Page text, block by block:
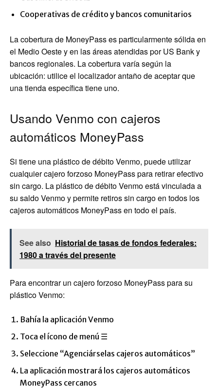
Cooperativas de crédito y bancos comunitarios
La cobertura de MoneyPass es particularmente sólida en
el Medio Oeste y en las áreas atendidas por US Bank y
bancos regionales. La cobertura varía según la
ubicación: utilice el localizador antaño de aceptar que
una tienda específica tiene uno.
Usando Venmo con cajeros
automáticos MoneyPass
Si tiene una plástico de débito Venmo, puede utilizar
cualquier cajero forzoso MoneyPass para retirar efectivo
sin cargo. La plástico de débito Venmo está vinculada a
su saldo Venmo y permite retiros sin cargo en todos los
cajeros automáticos MoneyPass en todo el país.
See also Historial de tasas de fondos federales:
1980 a través del presente
Para encontrar un cajero forzoso MoneyPass para su
plástico Venmo:
Bahía la aplicación Venmo
Toca el ícono de menú ☰
Seleccione “Agenciárselas cajeros automáticos”
La aplicación mostrará los cajeros automáticos
MoneyPass cercanos